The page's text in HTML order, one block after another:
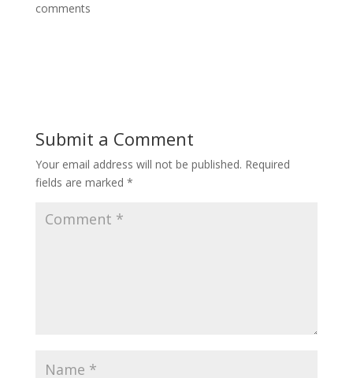
comments
Submit a Comment
Your email address will not be published. Required
fields are marked *